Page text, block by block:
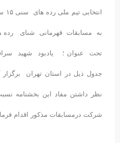
انتخابی تیم
عنوان ؛ یادبود شهید سرافراز ”
ذیل در استان تهران برگزار گردد.
داشتن مفاد این بخشنامه نسبت به
درمسابقات مذکور اقدام فرمائید.